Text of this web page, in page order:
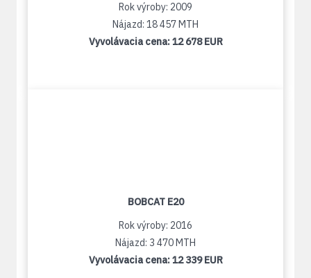
Rok výroby: 2009
Nájazd: 18 457 MTH
Vyvolávacia cena:12 678 EUR
BOBCAT E20
Rok výroby: 2016
Nájazd: 3 470 MTH
Vyvolávacia cena:12 339 EUR